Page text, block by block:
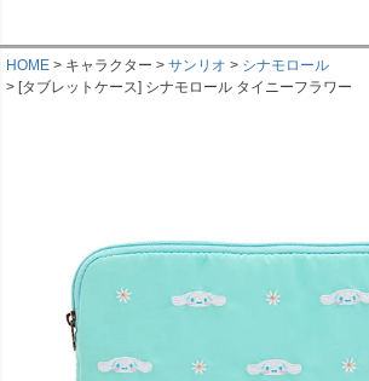
HOME キャラクター サンリオ
シナモロール
[タブレットケース] シナモロール タイニーフラワー